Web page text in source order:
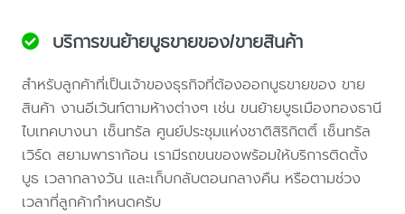
บริการขนย้ายบูธขายของ/ขายสินค้า
สำหรับลูกค้าที่เป็นเจ้าของธุรกิจที่ต้องออกบูธขายของ ขาย
สินค้า งานอีเว้นท์ตามห้างต่างๆ เช่น ขนย้ายบูธเมืองทองธานี
ไบเทคบางนา เซ็นทรัล ศูนย์ประชุมแห่งชาติสิริกิตติ์ เซ็นทรัล
เวิร์ด สยามพาราก้อน เรามีรถขนของพร้อมให้บริการติดตั้ง
บูธ เวลากลางวัน และเก็บกลับตอนกลางคืน หรือตามช่วง
เวลาที่ลูกค้ากำหนดครับ